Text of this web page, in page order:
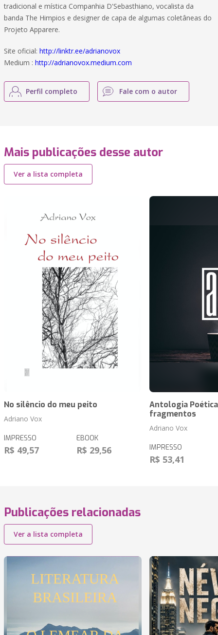
tradicional e mística Companhia D'Sebasthiano, vocalista da
banda The Himpios e designer de capa de algumas coletâneas do
Projeto Apparere.
Site oficial: http://linktr.ee/adrianovox
Medium : http://adrianovox.medium.com
Perfil completo Fale com o autor
Mais publicações desse autor
Ver a lista completa
No silêncio do meu peito
Adriano Vox
IMPRESSO
R$ 49,57
EBOOK
R$ 29,56
Antologia
fragmentos
Adriano Vox
IMPRESSO
R$ 53,41
Publicações relacionadas
Ver a lista completa